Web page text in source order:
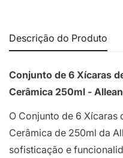
Descrição do Produto
Conjunto de 6 Xícaras
Cerâmica 250ml -
O Conjunto de 6 Xícaras
Cerâmica de 250ml da
sofisticação e